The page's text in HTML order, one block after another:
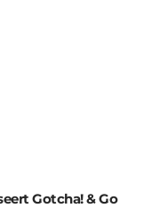
Gotcha! & Go